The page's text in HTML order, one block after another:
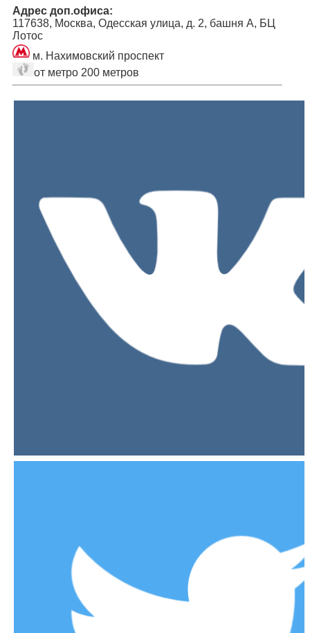
Адрес доп.офиса:
117638, Москва, Одесская улица, д. 2, башня А, БЦ
Лотос
м. Нахимовский проспект
от метро 200 метров